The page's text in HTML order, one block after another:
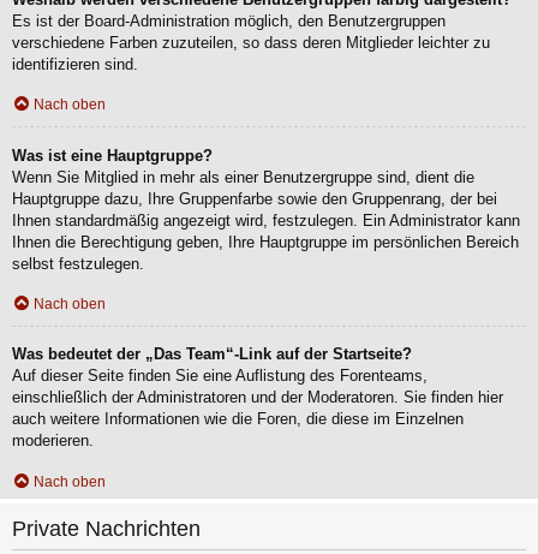
Es ist der Board-Administration möglich, den Benutzergruppen
verschiedene Farben zuzuteilen, so dass deren Mitglieder leichter zu
identifizieren sind.
Nach oben
Was ist eine Hauptgruppe?
Wenn Sie Mitglied in mehr als einer Benutzergruppe sind, dient die
Hauptgruppe dazu, Ihre Gruppenfarbe sowie den Gruppenrang, der bei
Ihnen standardmäßig angezeigt wird, festzulegen. Ein Administrator kann
Ihnen die Berechtigung geben, Ihre Hauptgruppe im persönlichen Bereich
selbst festzulegen.
Nach oben
Was bedeutet der „Das Team“-Link auf der Startseite?
Auf dieser Seite finden Sie eine Auflistung des Forenteams,
einschließlich der Administratoren und der Moderatoren. Sie finden hier
auch weitere Informationen wie die Foren, die diese im Einzelnen
moderieren.
Nach oben
Private Nachrichten